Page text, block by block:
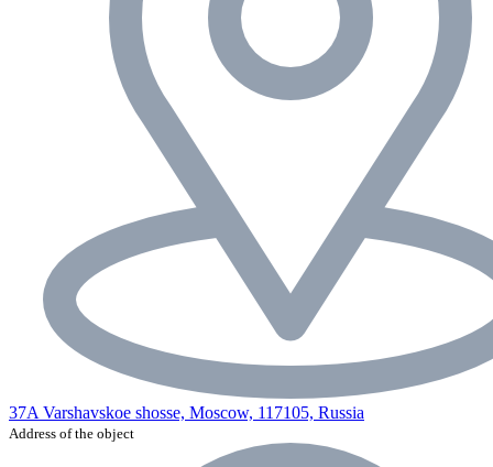
37A Varshavskoe shosse, Moscow, 117105, Russia
Address of the object